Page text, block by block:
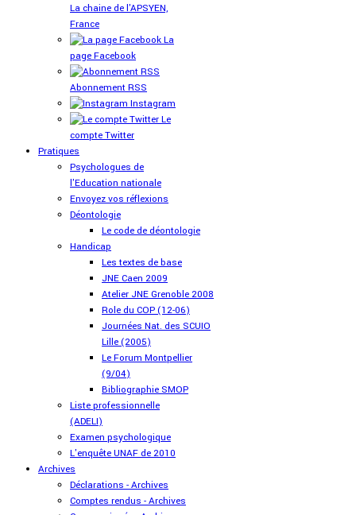
La chaine de l'APSYEN,
France
La
page Facebook
Abonnement RSS
Instagram
Le
compte Twitter
Pratiques
Psychologues de
l'Education nationale
Envoyez vos réflexions
Déontologie
Le code de déontologie
Handicap
Les textes de base
JNE Caen 2009
Atelier JNE Grenoble 2008
Role du COP (12-06)
Journées Nat. des SCUIO
Lille (2005)
Le Forum Montpellier
(9/04)
Bibliographie SMOP
Liste professionnelle
(ADELI)
Examen psychologique
L'enquête UNAF de 2010
Archives
Déclarations - Archives
Comptes rendus - Archives